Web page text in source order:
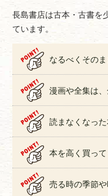
長島書店は古本・古書を
ています。
なるべくその
漫画や全集は
読まなくなっ
本を高く買っ
売る時の季節や